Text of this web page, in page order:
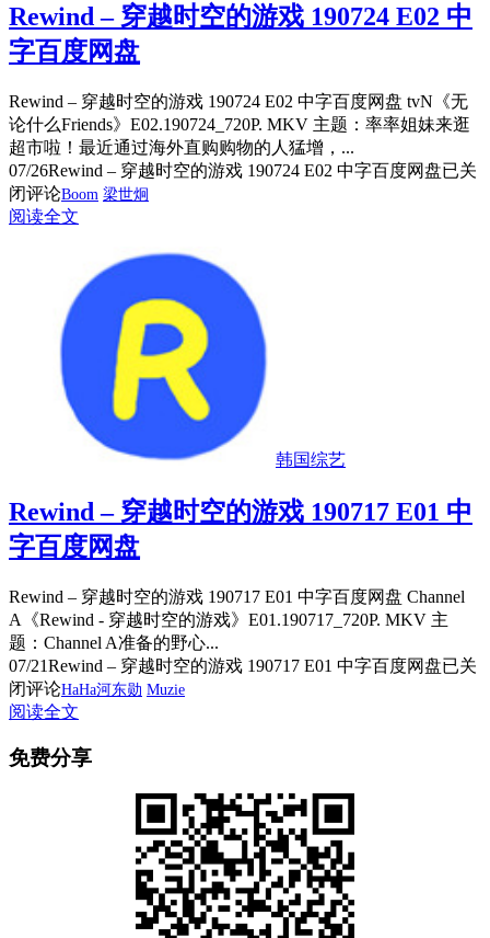
Rewind – 穿越时空的游戏 190724 E02 中
字百度网盘
Rewind – 穿越时空的游戏 190724 E02 中字百度网盘 tvN《无
论什么Friends》E02.190724_720P. MKV 主题：率率姐妹来逛
超市啦！最近通过海外直购购物的人猛增，...
07/26Rewind – 穿越时空的游戏 190724 E02 中字百度网盘已关
闭评论Boom 梁世炯
阅读全文
韩国综艺
Rewind – 穿越时空的游戏 190717 E01 中
字百度网盘
Rewind – 穿越时空的游戏 190717 E01 中字百度网盘 Channel
A《Rewind - 穿越时空的游戏》E01.190717_720P. MKV 主
题：Channel A准备的野心...
07/21Rewind – 穿越时空的游戏 190717 E01 中字百度网盘已关
闭评论HaHa河东勋 Muzie
阅读全文
免费分享